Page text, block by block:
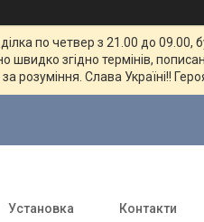
по четвер з 21.00 до 09.00,
згідно термінів,
розуміння. Слава Україні!!
Установка Контакти